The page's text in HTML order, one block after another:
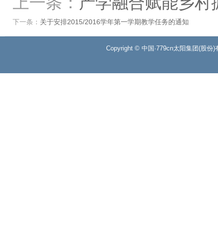
下一条： 关于安排2015/2016学年第一学期教学任务的通知
Copyright © 中国·779cn太阳集团(股份